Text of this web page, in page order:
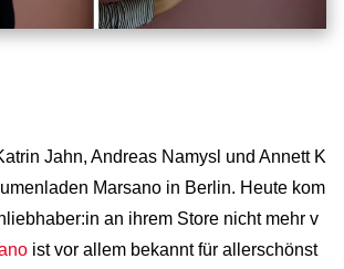
Jahn, Andreas Namysl und Annett K
Marsano in Berlin. Heute kom
an ihrem Store nicht mehr v
ist vor allem bekannt für allerschönst